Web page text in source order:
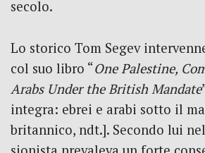
secolo.
Lo storico Tom Segev
col suo libro “One Palestine,
Arabs Under the British Mandate
integra: ebrei e arabi sotto il
britannico, ndt.]. Secondo lui